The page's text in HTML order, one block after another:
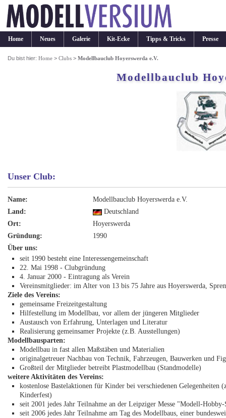
Home Neues Galerie Kit-Ecke Tipps & Tricks Presse
Du bist hier:Home >Clubs >Modellbauclub Hoyerswerda e.V.
Modellbauclub
Unser Club:
Name:
Modellbauclub Hoyerswerda e.V.
Land:
Deutschland
Ort:
Hoyerswerda
Gründung:
1990
Über uns:
seit 1990 besteht eine Interessengemeinschaft
22. Mai 1998 - Clubgründung
4. Januar 2000 - Eintragung als Verein
Vereinsmitglieder: im Alter von 13 bis 75 Jahre aus Hoyerswerda,
Ziele des Vereins:
gemeinsame Freizeitgestaltung
Hilfestellung im Modellbau, vor allem der jüngeren Mitglieder
Austausch von Erfahrung, Unterlagen und Literatur
Realisierung gemeinsamer Projekte (z.B. Ausstellungen)
Modellbausparten:
Modellbau in fast allen Maßstäben und Materialien
originalgetreuer Nachbau von Technik, Fahrzeugen, Bauwerken und
Großteil der Mitglieder betreibt Plastmodellbau (Standmodelle)
weitere Aktivitäten des Vereins:
kostenlose Bastelaktionen für Kinder bei verschiedenen
Kinderfest)
seit 2001 jedes Jahr Teilnahme an der Leipziger Messe "Modell-
seit 2006 jedes Jahr Teilnahme am Tag des Modellbaus, einer